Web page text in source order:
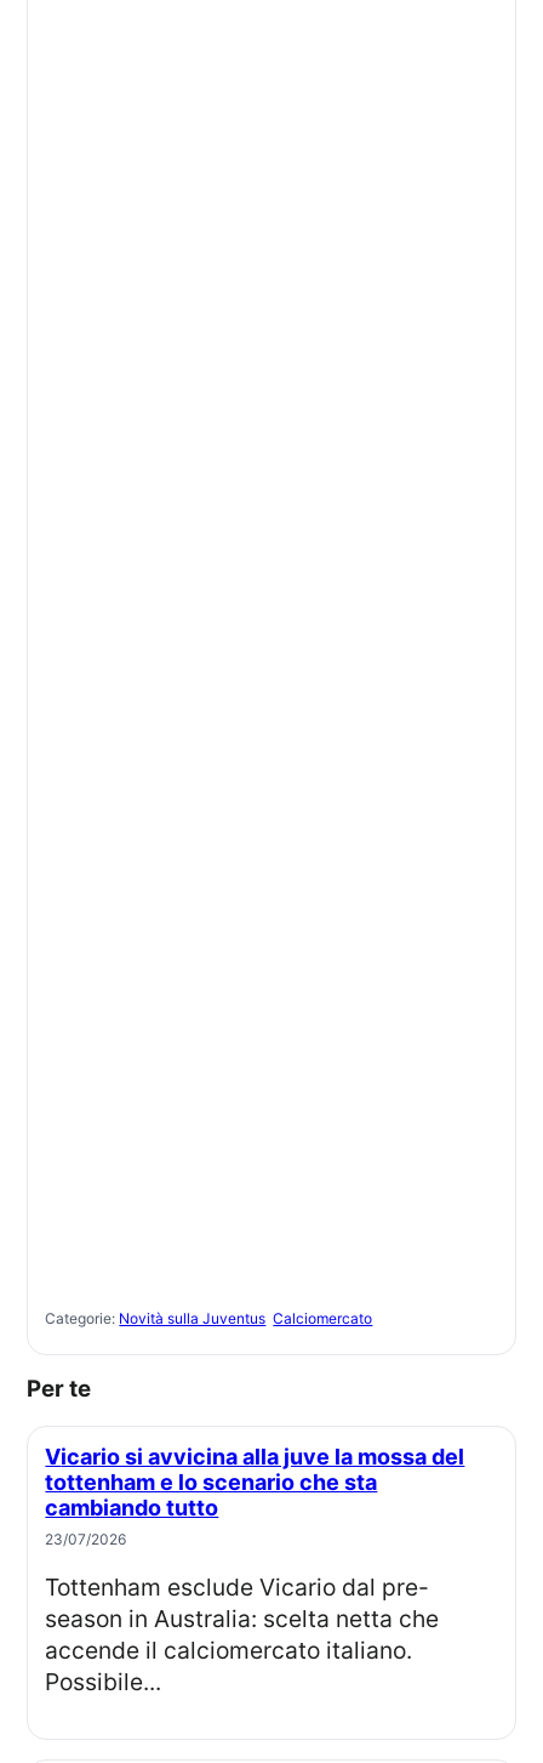
Categorie: Novità sulla Juventus Calciomercato
Per te
Vicario si avvicina alla juve la mossa del
tottenham e lo scenario che sta
cambiando tutto
23/07/2026
Tottenham esclude Vicario dal pre-
season in Australia: scelta netta che
accende il calciomercato italiano.
Possibile...